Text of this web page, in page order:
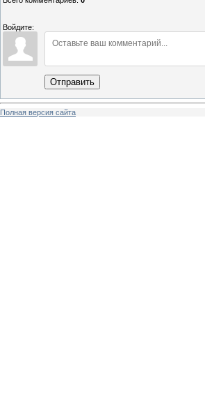
Войдите:
Отправить
Полная версия сайта